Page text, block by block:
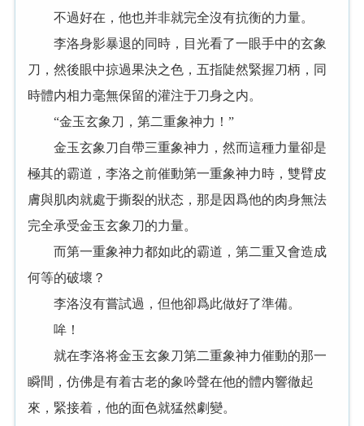
不過好在，他也并非就完全沒有抗衡的力量。
李洛身影暴退的同時，目光看了一眼手中的玄象
刀，然後眼中掠過果決之色，五指陡然緊握刀柄，同
時體内相力毫無保留的灌注于刀身之内。
“金玉玄象刀，第二重象神力！”
金玉玄象刀自帶三重象神力，然而這種力量卻是
極其的霸道，李洛之前催動第一重象神力時，雙臂皮
膚與肌肉就處于撕裂的狀态，那是因爲他的肉身無法
完全承受金玉玄象刀的力量。
而第一重象神力都如此的霸道，第二重又會造成
何等的破壞？
李洛沒有嘗試過，但他卻爲此做好了準備。
哞！
就在李洛将金玉玄象刀第二重象神力催動的那一
瞬間，仿佛是有着古老的象吟聲在他的體内響徹起
來，緊接着，他的面色就猛然劇變。